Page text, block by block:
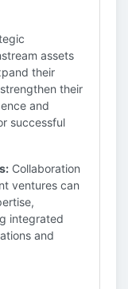
assets
their
their
and
successful
Collaboration
ventures can
integrated
and